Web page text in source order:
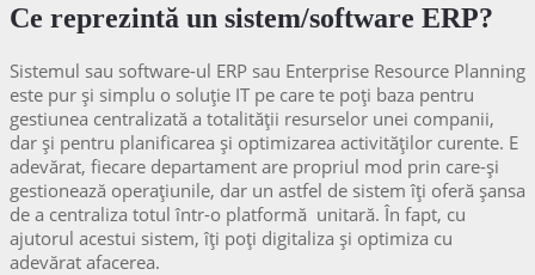
Ce reprezintă un sistem/software ERP?
Sistemul sau software-ul ERP sau Enterprise Resource Planning
este pur și simplu o soluție IT pe care te poți baza pentru
gestiunea centralizată a totalității resurselor unei companii,
dar și pentru planificarea și optimizarea activităților curente. E
adevărat, fiecare departament are propriul mod prin care-și
gestionează operațiunile, dar un astfel de sistem îți oferă șansa
de a centraliza totul într-o platformă unitară. În fapt, cu
ajutorul acestui sistem, îți poți digitaliza și optimiza cu
adevărat afacerea.